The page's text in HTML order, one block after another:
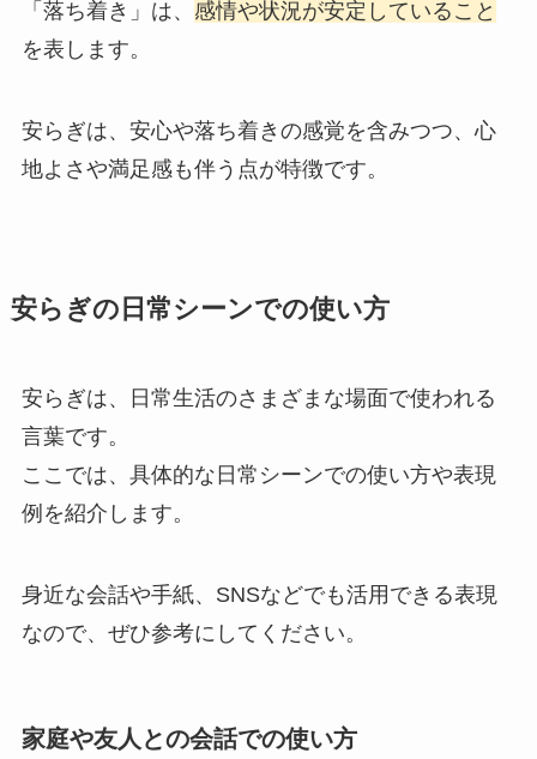
「落ち着き」は、 感情や状況が安定していること
を表します。
安らぎは、安心や落ち着きの感覚を含みつつ、心
地よさや満足感も伴う点が特徴です。
安らぎの日常シーンでの使い方
安らぎは、日常生活のさまざまな場面で使われる
言葉です。
ここでは、具体的な日常シーンでの使い方や表現
例を紹介します。
身近な会話や手紙、SNSなどでも活用できる表現
なので、ぜひ参考にしてください。
家庭や友人との会話での使い方